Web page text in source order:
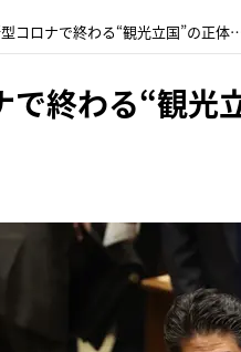
コロナで終わる“観光立国”の正体
で終わる“観